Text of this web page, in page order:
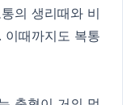
의 생리때와 비
이때까지도 복통